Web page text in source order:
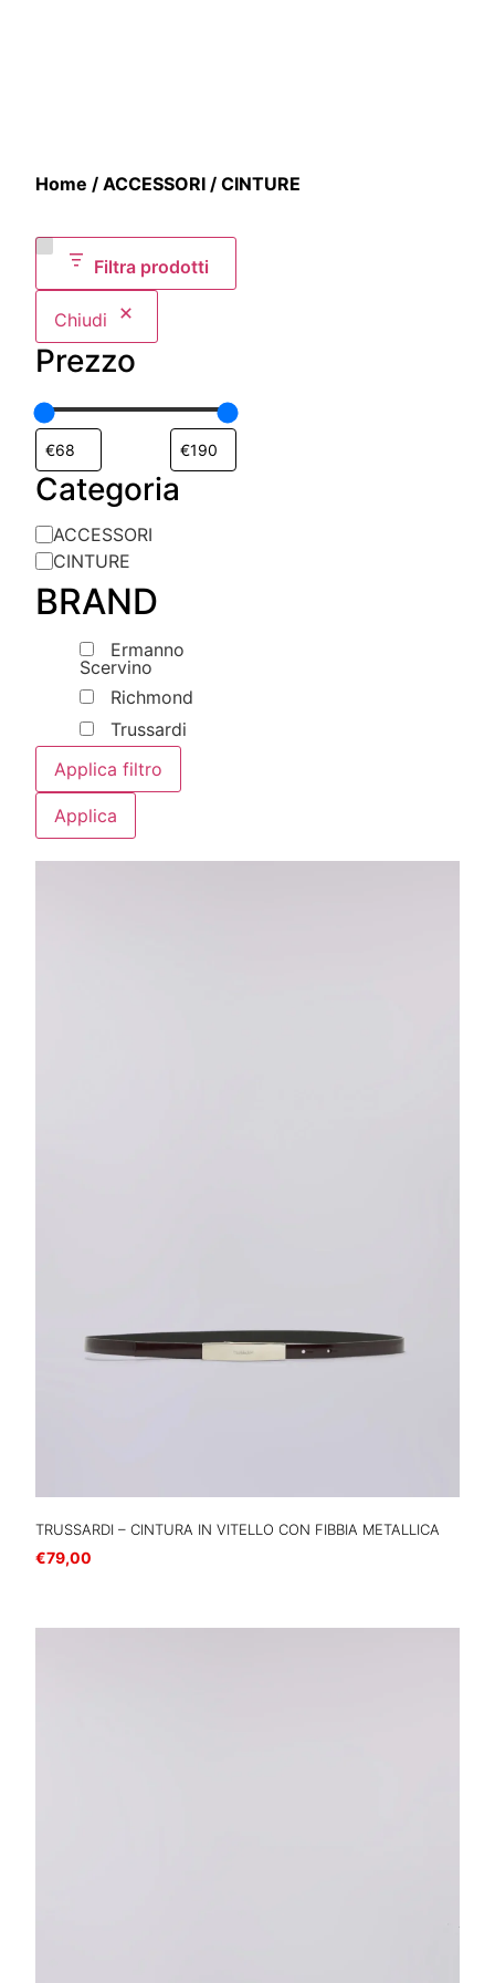
Home /ACCESSORI / CINTURE
Filtra prodotti
Chiudi
Prezzo
Categoria
ACCESSORI
CINTURE
BRAND
Ermanno
Scervino
Richmond
Trussardi
Applica filtro
Applica
TRUSSARDI – CINTURA IN VITELLO CON FIBBIA METALLICA
€79,00